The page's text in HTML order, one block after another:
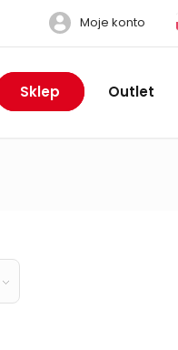
Moje konto
Sklep Outlet